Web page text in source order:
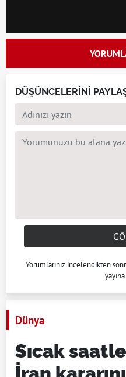
DÜŞÜNCELERİNİ
Yorumlarınız incelendikten
Dünya
Sıcak